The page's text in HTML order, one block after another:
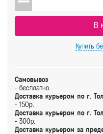
В
Купить
Самовывоз
- бесплатно
Доставка курьером по г.
- 150р.
Доставка курьером по г.
- 300р.
Доставка курьером за